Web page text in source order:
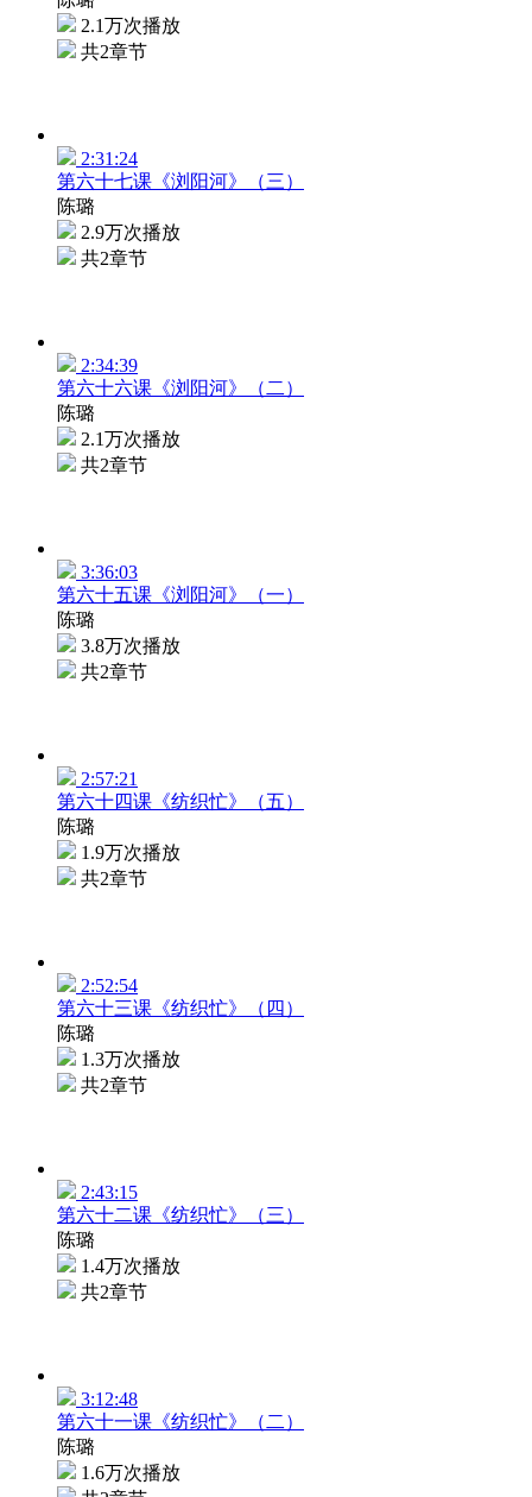
2.1万次播放
共2章节
2:31:24
第六十七课《浏阳河》（三）
陈璐
2.9万次播放
共2章节
2:34:39
第六十六课《浏阳河》（二）
陈璐
2.1万次播放
共2章节
3:36:03
第六十五课《浏阳河》（一）
陈璐
3.8万次播放
共2章节
2:57:21
第六十四课《纺织忙》（五）
陈璐
1.9万次播放
共2章节
2:52:54
第六十三课《纺织忙》（四）
陈璐
1.3万次播放
共2章节
2:43:15
第六十二课《纺织忙》（三）
陈璐
1.4万次播放
共2章节
3:12:48
第六十一课《纺织忙》（二）
陈璐
1.6万次播放